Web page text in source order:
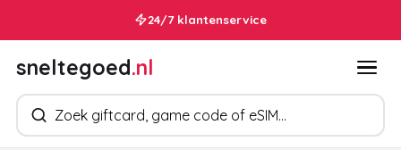
24/7 klantenservice
sneltegoed.nl
Zoek producten